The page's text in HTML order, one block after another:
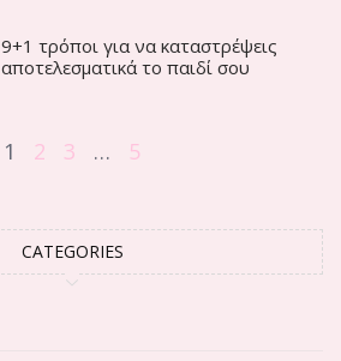
9+1 τρόποι για να καταστρέψεις
αποτελεσματικά το παιδί σου
1 2 3 … 5
CATEGORIES